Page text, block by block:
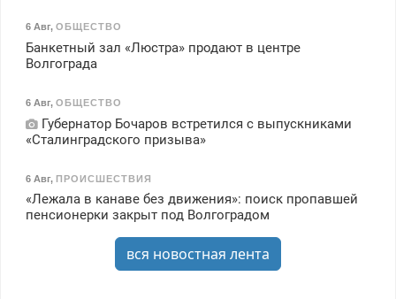
6 Авг, ОБЩЕСТВО
Банкетный зал «Люстра» продают в центре
Волгограда
6 Авг, ОБЩЕСТВО
Губернатор Бочаров встретился с выпускниками
«Сталинградского призыва»
6 Авг, ПРОИСШЕСТВИЯ
«Лежала в канаве без движения»: поиск пропавшей
пенсионерки закрыт под Волгоградом
вся новостная лента